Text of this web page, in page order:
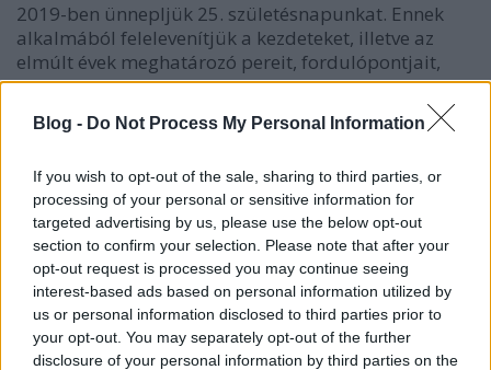
Blog - Do Not Process My Personal Information
If you wish to opt-out of the sale, sharing to third parties, or
processing of your personal or sensitive information for
targeted advertising by us, please use the below opt-out
section to confirm your selection. Please note that after your
opt-out request is processed you may continue seeing
interest-based ads based on personal information utilized by
us or personal information disclosed to third parties prior to
your opt-out. You may separately opt-out of the further
disclosure of your personal information by third parties on the
2019-ben ünnepljük 25. születésnapunkat. Ennek
alkalmából felelevenítjük a kezdeteket, illetve az
elmúlt évek meghatározó pereit, fordulópontjait,
eseményeit. A visszatekintés fontos eleme a múlthoz
való visszanyúlás, a szervezet létrejöttét megelőző
események felidézése. Jelen esetben a Független…